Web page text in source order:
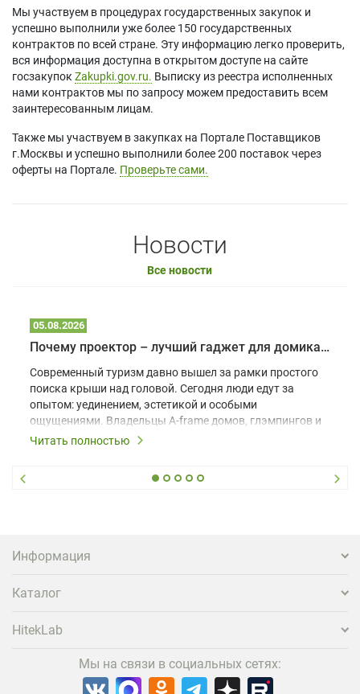
Мы участвуем в процедурах государственных закупок и
успешно выполнили уже более 150 государственных
контрактов по всей стране. Эту информацию легко проверить,
вся информация доступна в открытом доступе на сайте
госзакупок Zakupki.gov.ru. Выписку из реестра исполненных
нами контрактов мы по запросу можем предоставить всем
заинтересованным лицам.
Также мы участвуем в закупках на Портале Поставщиков
г.Москвы и успешно выполнили более 200 поставок через
оферты на Портале. Проверьте сами.
Новости
Все новости
05.08.2026
Почему проектор – лучший гаджет для домика в глэмпинге
Современный туризм давно вышел за рамки простого
поиска крыши над головой. Сегодня люди едут за
опытом: уединением, эстетикой и особыми
ощущениями. Владельцы A-frame домов, глэмпингов и
шале понимают, что конкуренция растет, и
вернуться и поделиться впечатлениями в соцсетях,
проектора.
Читать полностью
Информация
Каталог
HitekLab
Мы на связи в социальных сетях: